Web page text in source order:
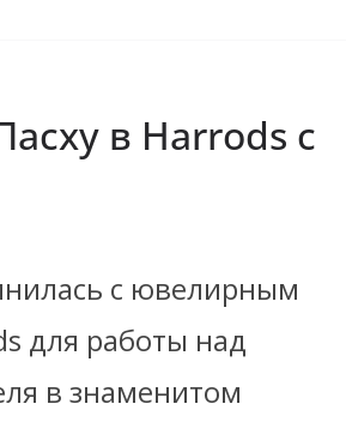
в Harrods с
с ювелирным
для работы над
в знаменитом